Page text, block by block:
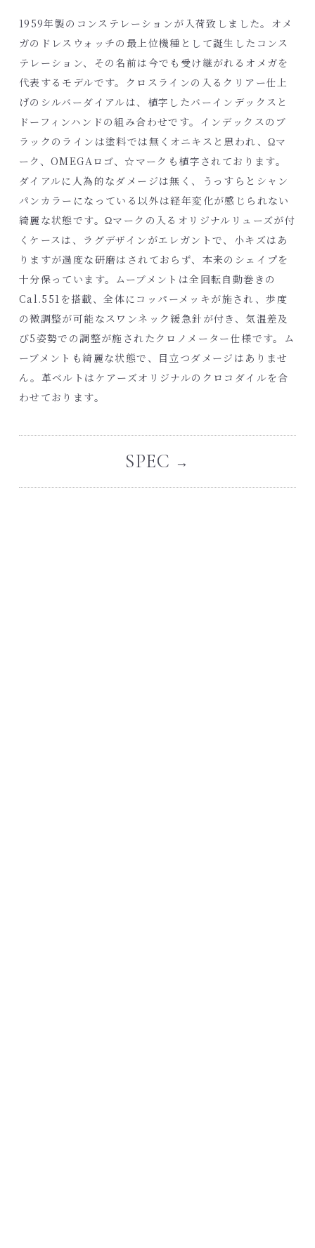
1959年製のコンステレーションが入荷致しました。オメ
ガのドレスウォッチの最上位機種として誕生したコンス
テレーション、その名前は今でも受け継がれるオメガを
代表するモデルです。クロスラインの入るクリアー仕上
げのシルバーダイアルは、植字したバーインデックスと
ドーフィンハンドの組み合わせです。インデックスのブ
ラックのラインは塗料では無くオニキスと思われ、Ωマ
ーク、OMEGAロゴ、☆マークも植字されております。
ダイアルに人為的なダメージは無く、うっすらとシャン
パンカラーになっている以外は経年変化が感じられない
綺麗な状態です。Ωマークの入るオリジナルリューズが付
くケースは、ラグデザインがエレガントで、小キズはあ
りますが過度な研磨はされておらず、本来のシェイプを
十分保っています。ムーブメントは全回転自動巻きの
Cal.551を搭載、全体にコッパーメッキが施され、歩度
の微調整が可能なスワンネック緩急針が付き、気温差及
び5姿勢での調整が施されたクロノメーター仕様です。ム
ーブメントも綺麗な状態で、目立つダメージはありませ
ん。革ベルトは ケアーズオリジナルのクロコダイルを合
わせております。
SPEC